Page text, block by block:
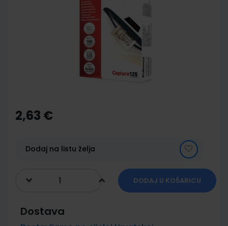
the
beginning
gallery
2,63 €
Dodaj na listu želja
DODAJ U KOŠARICU
Dostava